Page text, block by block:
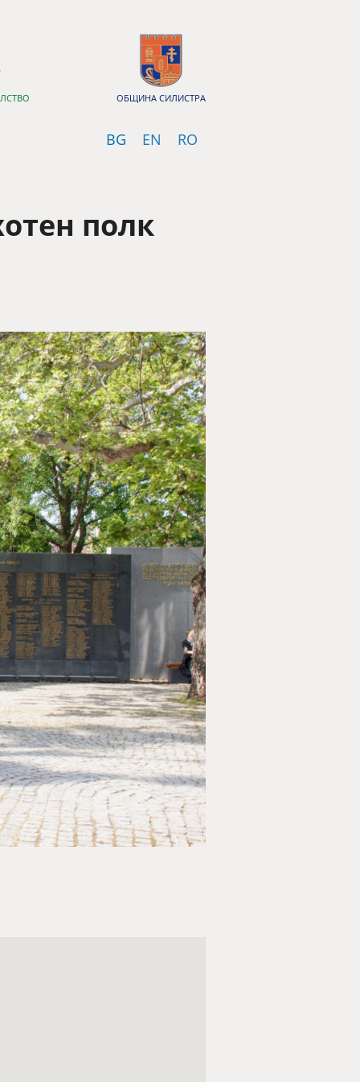
ОБЩИНА СИЛИСТРА
BG Bulgarian
EN English
RO
полк